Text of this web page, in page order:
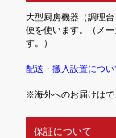
大型厨房機器（調理
便を使います。（メ
す。）
配送・搬入設置につい
※海外へのお届けはで
保証について